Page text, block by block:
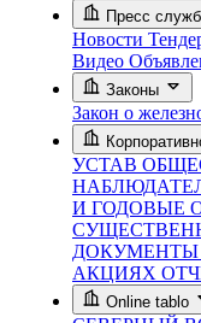
Пресс
Новости
Видео
Законы
Закон о
УСТАВ
И ГОДОВЫЕ
ДОКУМЕНТЫ
АКЦИЯХ
Online tablo